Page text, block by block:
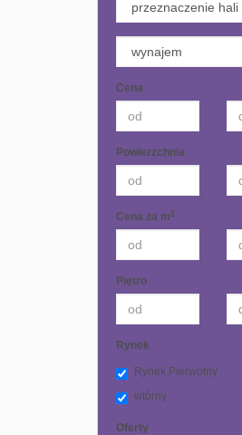
Cena
Powierzchnia
Cena za m2
Piętro
Rynek
Rynek Pierwotny
wtórny
Oferty